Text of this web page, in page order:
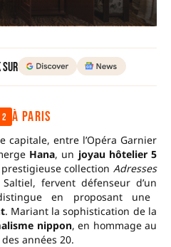
sur
À PARIS
entre l’Opéra Garnier
Hana, un joyau hôtelier 5
collection Adresses
fervent défenseur d’un
en proposant une
. Mariant la sophistication de la
nippon, en hommage au
années 20.